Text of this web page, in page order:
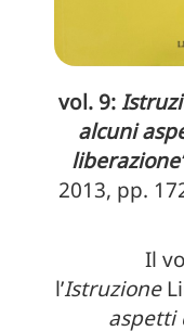
vol. 9:
alcuni
2013, pp.
Il
l’Istruzione
aspetti